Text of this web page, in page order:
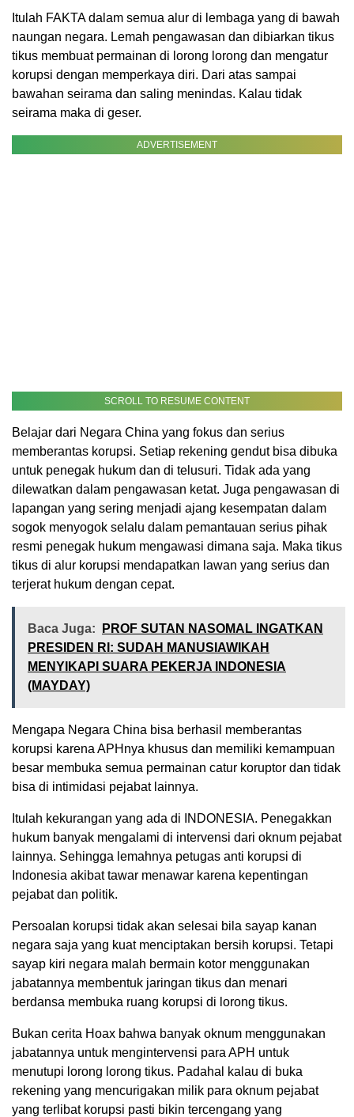
Itulah FAKTA dalam semua alur di lembaga yang di bawah
naungan negara. Lemah pengawasan dan dibiarkan tikus
tikus membuat permainan di lorong lorong dan mengatur
korupsi dengan memperkaya diri. Dari atas sampai
bawahan seirama dan saling menindas. Kalau tidak
seirama maka di geser.
ADVERTISEMENT
SCROLL TO RESUME CONTENT
Belajar dari Negara China yang fokus dan serius
memberantas korupsi. Setiap rekening gendut bisa dibuka
untuk penegak hukum dan di telusuri. Tidak ada yang
dilewatkan dalam pengawasan ketat. Juga pengawasan di
lapangan yang sering menjadi ajang kesempatan dalam
sogok menyogok selalu dalam pemantauan serius pihak
resmi penegak hukum mengawasi dimana saja. Maka tikus
tikus di alur korupsi mendapatkan lawan yang serius dan
terjerat hukum dengan cepat.
Baca Juga:
PROF SUTAN NASOMAL INGATKAN
PRESIDEN RI: SUDAH MANUSIAWIKAH
MENYIKAPI SUARA PEKERJA INDONESIA
(MAYDAY)
Mengapa Negara China bisa berhasil memberantas
korupsi karena APHnya khusus dan memiliki kemampuan
besar membuka semua permainan catur koruptor dan tidak
bisa di intimidasi pejabat lainnya.
Itulah kekurangan yang ada di INDONESIA. Penegakkan
hukum banyak mengalami di intervensi dari oknum pejabat
lainnya. Sehingga lemahnya petugas anti korupsi di
Indonesia akibat tawar menawar karena kepentingan
pejabat dan politik.
Persoalan korupsi tidak akan selesai bila sayap kanan
negara saja yang kuat menciptakan bersih korupsi. Tetapi
sayap kiri negara malah bermain kotor menggunakan
jabatannya membentuk jaringan tikus dan menari
berdansa membuka ruang korupsi di lorong tikus.
Bukan cerita Hoax bahwa banyak oknum menggunakan
jabatannya untuk mengintervensi para APH untuk
menutupi lorong lorong tikus. Padahal kalau di buka
rekening yang mencurigakan milik para oknum pejabat
yang terlibat korupsi pasti bikin tercengang yang